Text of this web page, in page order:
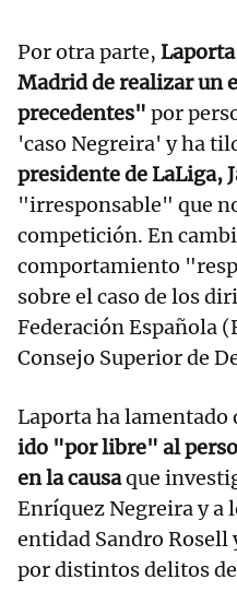
Por otra parte, Laporta
Madrid de realizar un
precedentes" por
'caso Negreira' y ha
presidente de LaLiga,
"irresponsable" que
competición. En
comportamiento
sobre el caso de los
Federación Española
Consejo Superior de
Laporta ha lamentado
ido "por libre" al
en la causaque
Enríquez Negreira y a
entidad Sandro Rosell
por distintos delitos